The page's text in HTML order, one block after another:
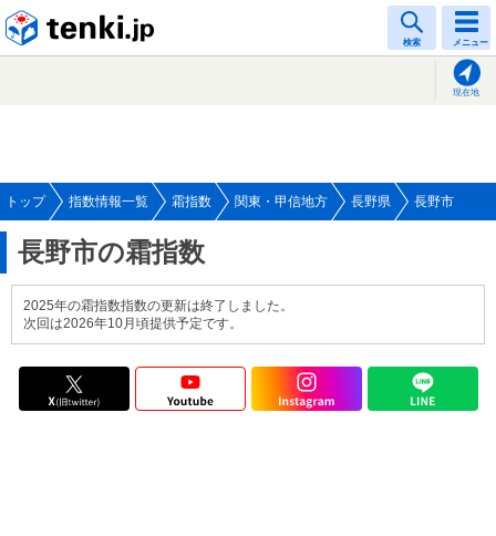
検索 メニュー
現在地
トップ 指数情報一覧 霜指数 関東・甲信地方 長野県 長野市
長野市の霜指数
2025年の霜指数指数の更新は終了しました。
次回は2026年10月頃提供予定です。